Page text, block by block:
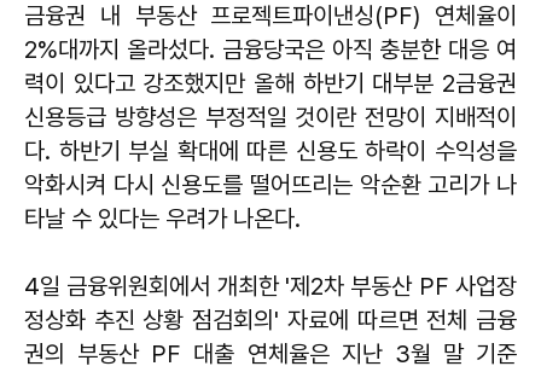
금융권 내 부동산 프로젝트파이낸싱(PF) 연체율이
2%대까지 올라섰다. 금융당국은 아직 충분한 대응 여
력이 있다고 강조했지만 올해 하반기 대부분 2금융권
신용등급 방향성은 부정적일 것이란 전망이 지배적이
다. 하반기 부실 확대에 따른 신용도 하락이 수익성을
악화시켜 다시 신용도를 떨어뜨리는 악순환 고리가 나
타날 수 있다는 우려가 나온다.
4일 금융위원회에서 개최한 '제2차 부동산 PF 사업장
정상화 추진 상황 점검회의' 자료에 따르면 전체 금융
권의 부동산 PF 대출 연체율은 지난 3월 말 기준